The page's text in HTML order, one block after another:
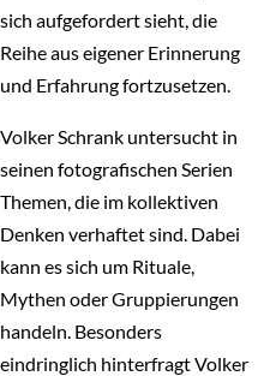
sich aufgefordert sieht, die
Reihe aus eigener Erinnerung
und Erfahrung fortzusetzen.
Volker Schrank untersucht in
seinen fotografischen Serien
Themen, die im kollektiven
Denken verhaftet sind. Dabei
kann es sich um Rituale,
Mythen oder Gruppierungen
handeln. Besonders
eindringlich hinterfragt Volker